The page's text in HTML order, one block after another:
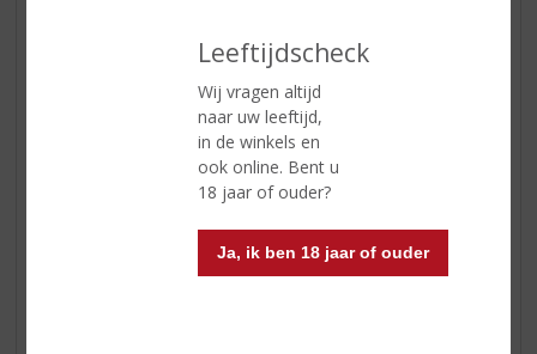
Leeftijdscheck
Wij vragen altijd
naar uw leeftijd,
in de winkels en
ook online. Bent u
18 jaar of ouder?
Ja, ik ben 18 jaar of ouder
oude kazen
Schrijf een review